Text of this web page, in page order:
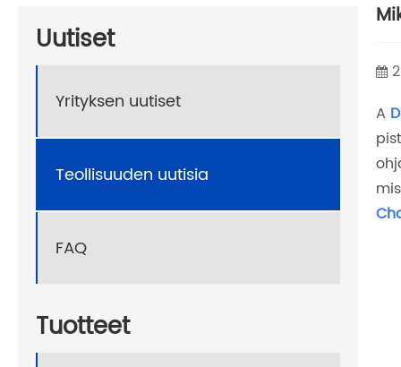
Uutiset
Yrityksen uutiset
Teollisuuden uutisia
FAQ
Tuotteet
A